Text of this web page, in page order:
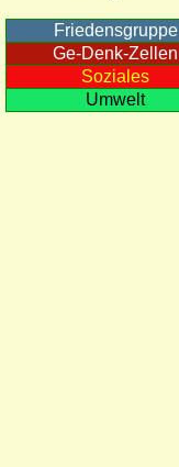
Friedensgruppe
Ge-Denk-Zellen
Soziales
Umwelt